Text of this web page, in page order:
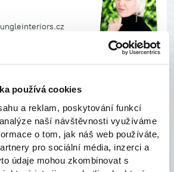
používá cookies
a reklam, poskytování funkcí
naší návštěvnosti využíváme
o tom, jak náš web používáte,
pro sociální média, inzerci a
údaje mohou zkombinovat s